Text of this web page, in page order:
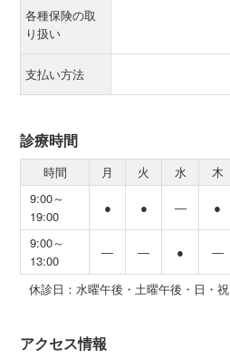
各種保険の取
り扱い
支払い方法
診療時間
時間 月 火 水 木
9:00～
19:00
● ● ― ●
9:00～
13:00
― ― ● ―
休診日：水曜午後・土曜午後・日・祝
アクセス情報